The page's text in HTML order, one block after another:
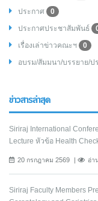
ประกาศ
0
ประกาศประชาสัมพันธ์
เรื่องเล่าข่าวคณะฯ
0
อบรม/สัมมนา/บรรยาย/ป
ข่าวสารล่าสุด
Siriraj International
Lecture หัวข้อ Health
20 กรกฎาคม 2569 อ่า
Siriraj Faculty Members